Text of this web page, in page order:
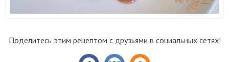
Поделитесь этим рецептом с друзьями в социальных сетях!